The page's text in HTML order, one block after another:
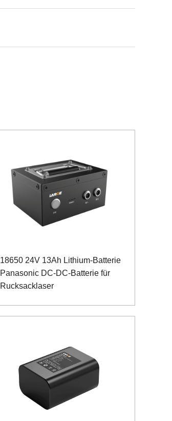
18650 24V 13Ah Lithium-Batterie
Panasonic DC-DC-Batterie für
Rucksacklaser